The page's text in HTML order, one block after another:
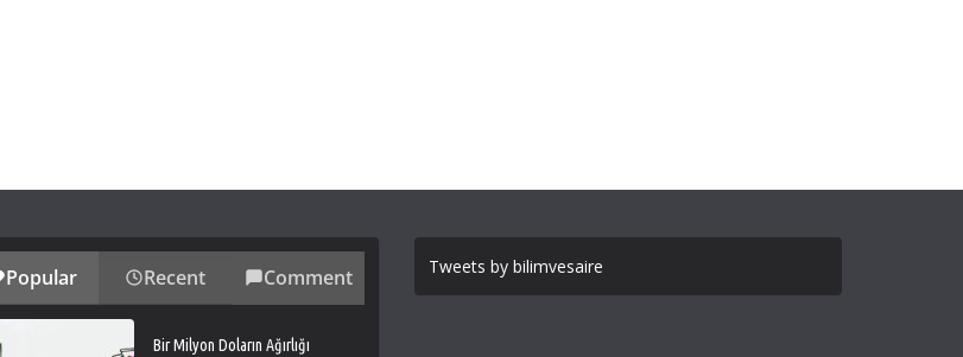
Popular Recent Comment
Bir Milyon Doların Ağırlığı
Tweets by bilimvesaire